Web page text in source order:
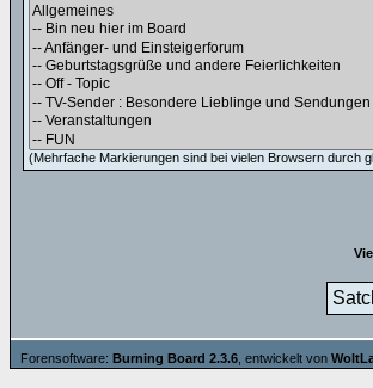
(Mehrfache Markierungen sind bei vielen Browsern durch
Forensoftware: Burning Board 2.3.6 , entwickelt von